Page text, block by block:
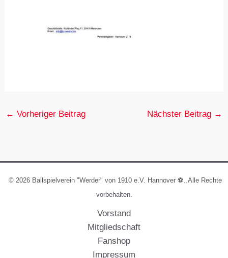
← Vorheriger Beitrag Nächster Beitrag →
© 2026 Ballspielverein "Werder" von 1910 e.V. Hannover ⚽️..Alle Rechte
vorbehalten.
Vorstand
Mitgliedschaft
Fanshop
Impressum